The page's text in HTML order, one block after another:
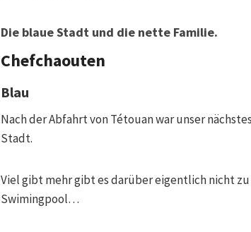
Die blaue Stadt und die nette Familie.
Chefchaouten
Blau
Nach der Abfahrt von Tétouan war unser
Stadt.
Viel gibt mehr gibt es darüber eigentlich nicht
Swimingpool…